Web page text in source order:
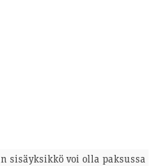
sisäyksikkö voi olla paksussa